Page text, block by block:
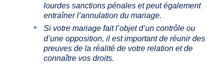
lourdes sanctions pénales et peut également
entraîner l’annulation du mariage.
Si votre mariage fait l’objet d’un contrôle ou
d’une opposition, il est important de réunir des
preuves de la réalité de votre relation et de
connaître vos droits.